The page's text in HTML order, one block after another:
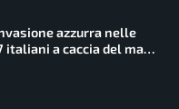
azzurra nelle
italiani a caccia del main